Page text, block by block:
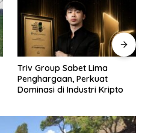
Triv Group Sabet Lima
Penghargaan, Perkuat
Dominasi di Industri Kripto